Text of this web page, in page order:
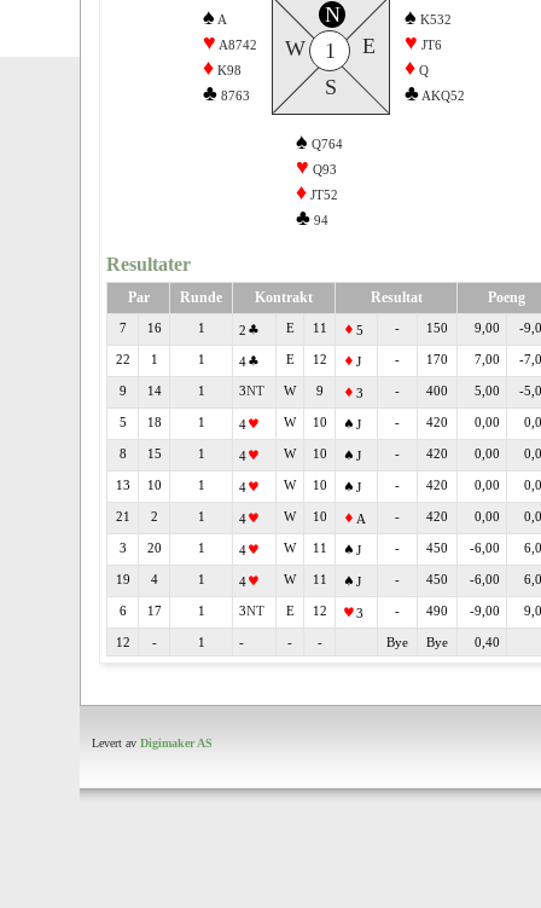
♠ A
♥ A8742
♦ K98
♣ 8763
N
S
W E
1
♠ K532
♥ JT6
♦ Q
♣ AKQ52
♠ Q764
♥ Q93
♦ JT52
♣ 94
Resultater
Par Runde Kontrakt Resultat Poeng
7 16 1 2 E 11 5 - 150 9,00 -
22 1 1 4 E 12 J - 170 7,00 -
9 14 1 3 W 9 3 - 400 5,00 -
5 18 1 4 W 10 J - 420 0,00
8 15 1 4 W 10 J - 420 0,00
13 10 1 4 W 10 J - 420 0,00
21 2 1 4 W 10 A - 420 0,00
3 20 1 4 W 11 J - 450 -6,00
19 4 1 4 W 11 J - 450 -6,00
6 17 1 3 E 12 3 - 490 -9,00
12 - 1 - - - Bye Bye 0,40
Levert av Digimaker AS